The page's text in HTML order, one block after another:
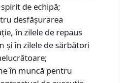
de echipă;
desfăşurarea
în zilele de repaus
şi în zilele de sărbători
în muncă pentru